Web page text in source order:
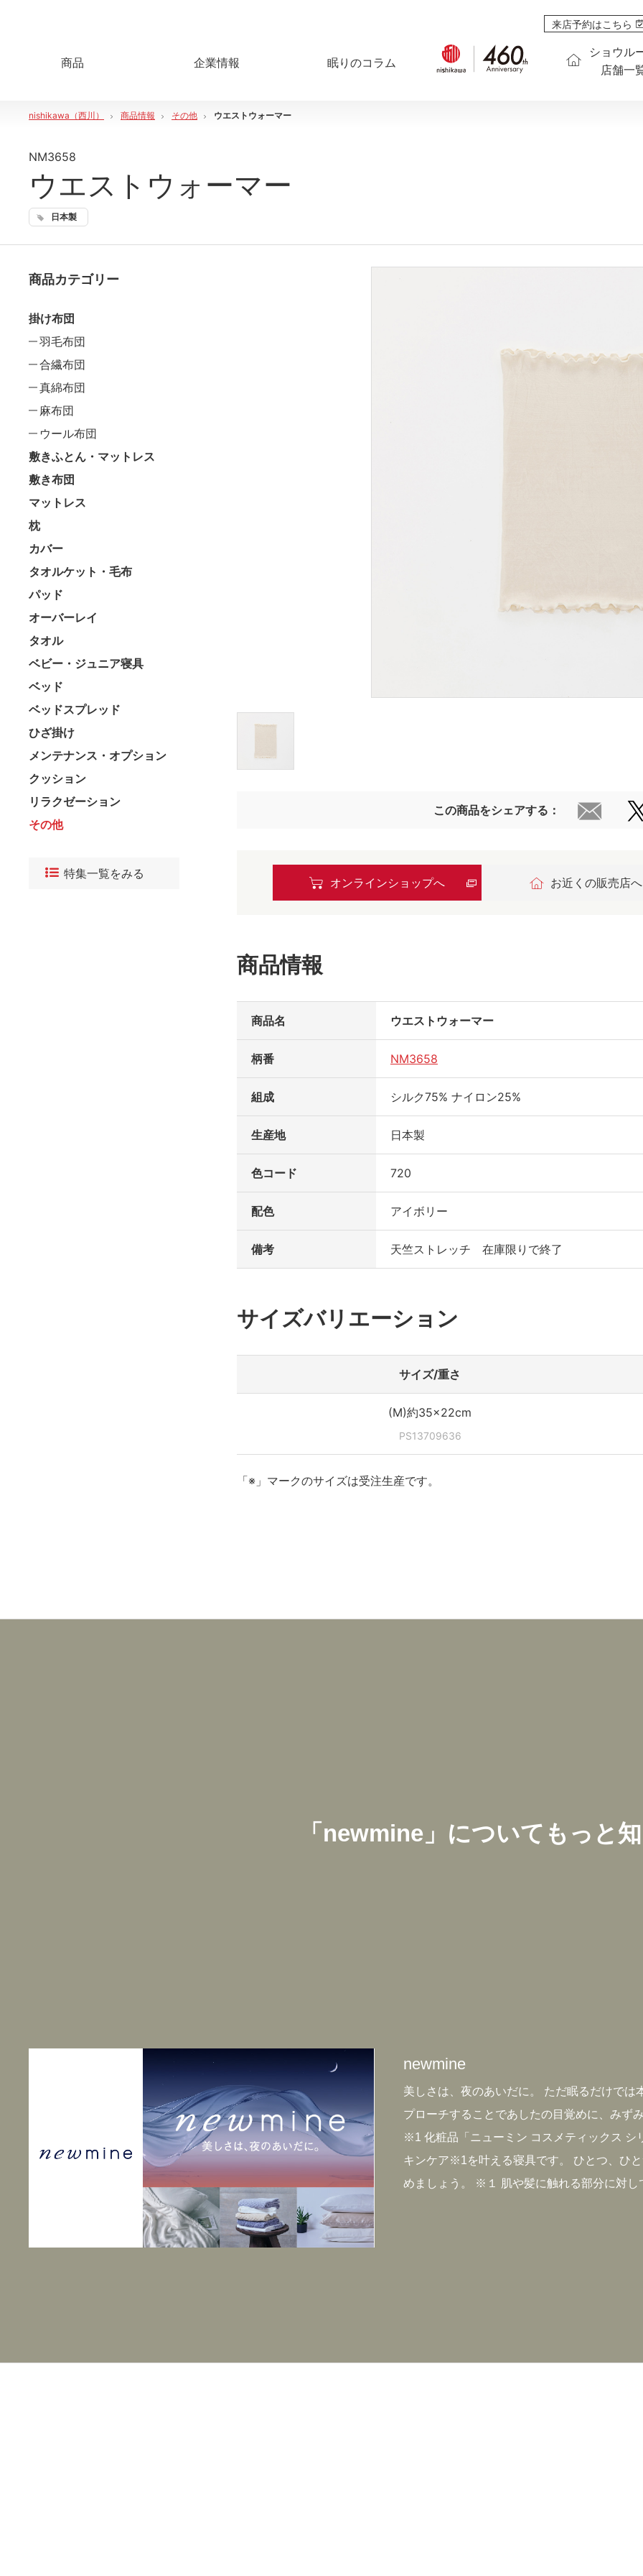
商品 企業情報 眠りのコラム
ショウル
店舗一
来店予約はこちら
nishikawa（西川） 商品情報 その他 ウエストウォーマー
NM3658
ウエストウォーマー
日本製
商品カテゴリー
掛け布団
羽毛布団
合繊布団
真綿布団
麻布団
ウール布団
敷きふとん・マットレス
敷き布団
マットレス
枕
カバー
タオルケット・毛布
パッド
オーバーレイ
タオル
ベビー・ジュニア寝具
ベッド
ベッドスプレッド
ひざ掛け
メンテナンス・オプション
クッション
リラクゼーション
その他
特集一覧をみる
この商品をシェアする：
オンラインショップへ お近くの販売店へ
商品情報
商品名 ウエストウォーマー
柄番 NM3658
組成 シルク75% ナイロン25%
生産地 日本製
色コード 720
配色 アイボリー
備考 天竺ストレッチ 在庫限りで終了
サイズバリエーション
サイズ/重さ
(M)約35×22cm
PS13709636
「※」マークのサイズは受注生産です。
「 newmine 」についてもっと
newmine
美しさは、夜のあいだに。 ただ眠るだけで
プローチすることであしたの目覚めに、みず
※1 化粧品「ニューミン コスメティックス シ
キンケア※1を叶える寝具です。 ひとつ、ひ
めましょう。 ※１ 肌や髪に触れる部分に対し